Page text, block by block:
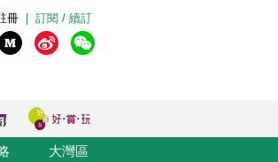
訂閱 / 續訂
冊
大灣區